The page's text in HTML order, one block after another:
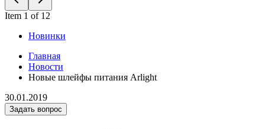
Item 1 of 12
Новинки
Главная
Новости
Новые шлейфы питания Arlight
30.01.2019
Задать вопрос